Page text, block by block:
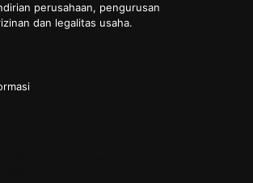
perusahaan, pengurusan
dan legalitas usaha.